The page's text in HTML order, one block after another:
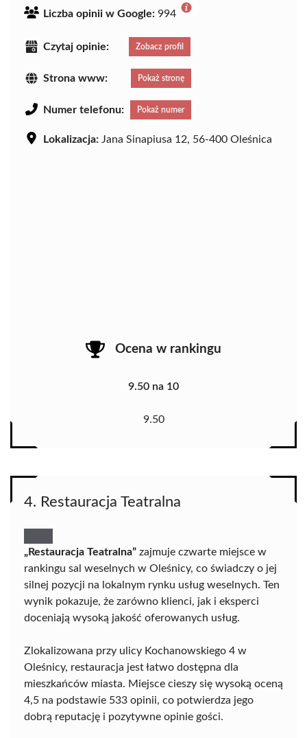
Liczba opinii w Google: 994
Czytaj opinie: Zobacz profil
Strona www: Pokaż stronę
Numer telefonu: Pokaż numer
Lokalizacja: Jana Sinapiusa 12, 56-400 Oleśnica
Ocena w rankingu
9.50 na 10
9.50
4. Restauracja Teatralna
„Restauracja Teatralna” zajmuje czwarte miejsce w
rankingu sal weselnych w Oleśnicy, co świadczy o jej
silnej pozycji na lokalnym rynku usług weselnych. Ten
wynik pokazuje, że zarówno klienci, jak i eksperci
doceniają wysoką jakość oferowanych usług.
Zlokalizowana przy ulicy Kochanowskiego 4 w
Oleśnicy, restauracja jest łatwo dostępna dla
mieszkańców miasta. Miejsce cieszy się wysoką oceną
4,5 na podstawie 533 opinii, co potwierdza jego
dobrą reputację i pozytywne opinie gości.